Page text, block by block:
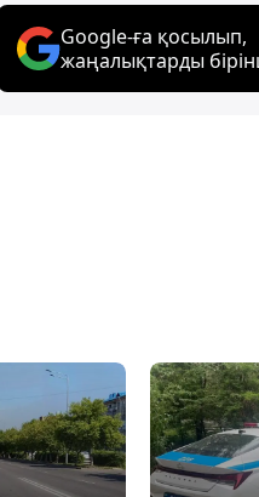
Google-ға қосылып,
жаңалықтарды